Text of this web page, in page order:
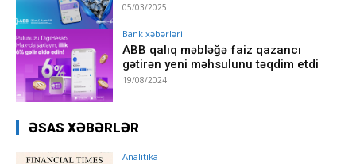
05/03/2025
Bank xəbərləri
ABB qalıq məbləğə faiz qazancı
gətirən yeni məhsulunu təqdim etdi
19/08/2024
ƏSAS XƏBƏRLƏR
Analitika